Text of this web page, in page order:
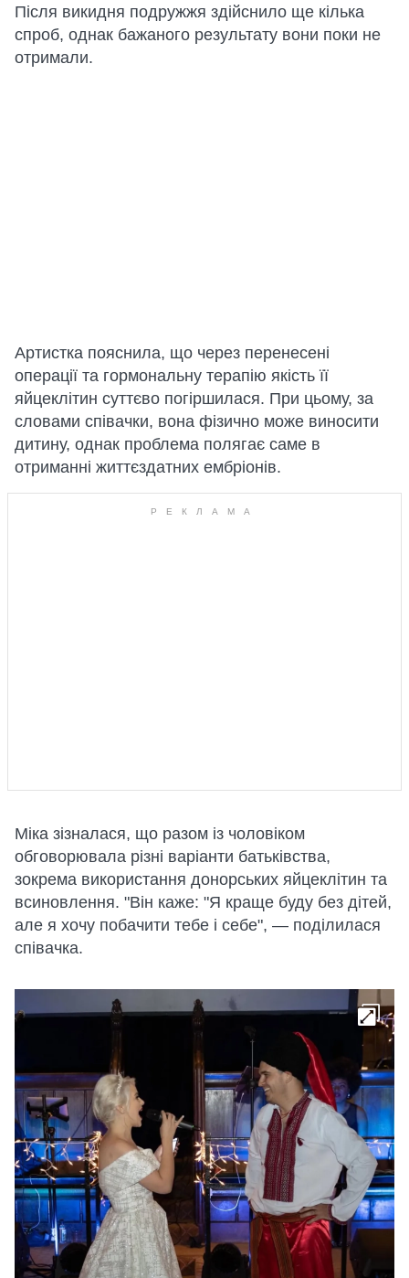
Після викидня подружжя здійснило ще кілька
спроб, однак бажаного результату вони поки не
отримали.
Артистка пояснила, що через перенесені
операції та гормональну терапію якість її
яйцеклітин суттєво погіршилася. При цьому, за
словами співачки, вона фізично може виносити
дитину, однак проблема полягає саме в
отриманні життєздатних ембріонів.
Міка зізналася, що разом із чоловіком
обговорювала різні варіанти батьківства,
зокрема використання донорських яйцеклітин та
всиновлення. "Він каже: "Я краще буду без дітей,
але я хочу побачити тебе і себе", — поділилася
співачка.